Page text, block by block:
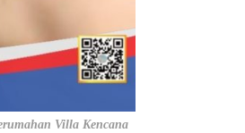
Villa Kencana